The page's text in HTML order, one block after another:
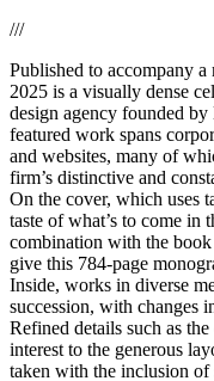
///
Published to accompany
2025 is a visually dense
design agency founded
featured work spans
and websites, many of
firm’s distinctive and
On the cover, which uses
taste of what’s to come
combination with the
give this 784-page
Inside, works in diverse
succession, with changes
Refined details such as
interest to the generous
taken with the inclusion of